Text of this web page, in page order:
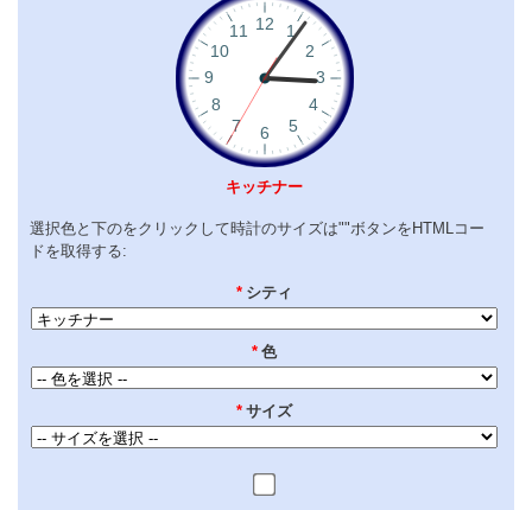
キッチナー
選択色と下のをクリックして時計のサイズは""ボタンをHTMLコー
ドを取得する:
* シティ
* 色
* サイズ